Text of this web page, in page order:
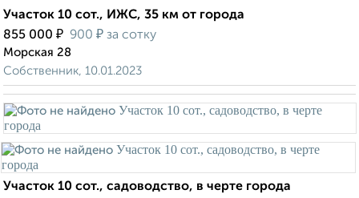
Участок 10 сот., ИЖС, 35 км от города
855 000 ₽ 900 ₽ за сотку
Морская 28
Собственник, 10.01.2023
Участок 10 сот., садоводство, в черте города